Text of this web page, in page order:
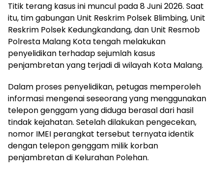
Titik terang kasus ini muncul pada 8 Juni 2026. Saat
itu, tim gabungan Unit Reskrim Polsek Blimbing, Unit
Reskrim Polsek Kedungkandang, dan Unit Resmob
Polresta Malang Kota tengah melakukan
penyelidikan terhadap sejumlah kasus
penjambretan yang terjadi di wilayah Kota Malang.
Dalam proses penyelidikan, petugas memperoleh
informasi mengenai seseorang yang menggunakan
telepon genggam yang diduga berasal dari hasil
tindak kejahatan. Setelah dilakukan pengecekan,
nomor IMEI perangkat tersebut ternyata identik
dengan telepon genggam milik korban
penjambretan di Kelurahan Polehan.